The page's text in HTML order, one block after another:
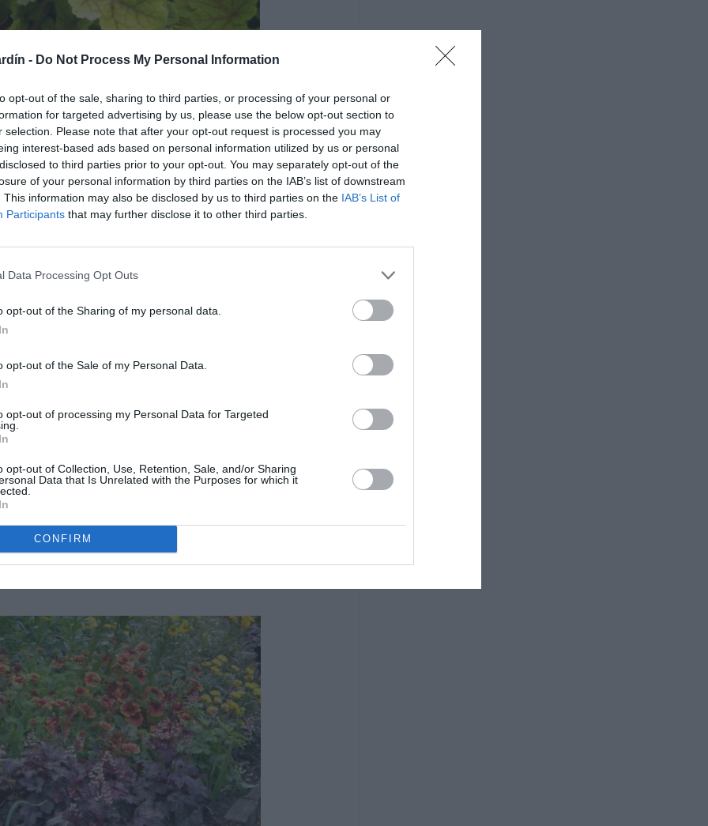
- Do Not Process My Personal Information
opt-out of the sale, sharing to third parties, or processing of your personal or
for targeted advertising by us, please use the below opt-out section to
selection. Please note that after your opt-out request is processed you may
interest-based ads based on personal information utilized by us or personal
to third parties prior to your opt-out. You may separately opt-out of the
of your personal information by third parties on the IAB’s list of downstream
This information may also be disclosed by us to third parties on the IAB’s List of
Participants that may further disclose it to other third parties.
Data Processing Opt Outs
opt-out of the Sharing of my personal data.
opt-out of the Sale of my Personal Data.
opt-out of processing my Personal Data for Targeted
opt-out of Collection, Use, Retention, Sale, and/or Sharing
Data that Is Unrelated with the Purposes for which it
CONFIRM
de sus hojas. Sus hojas crecen en rosetas, son perennes o
pueden ser de colores muy variados, verdes en distintos
Muchas variedades presentan hojas dibujadas con